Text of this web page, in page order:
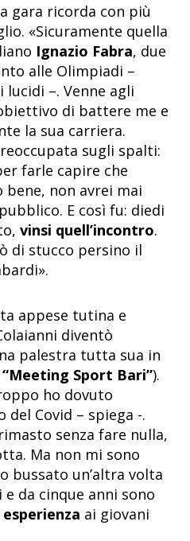
gara ricorda con più
«Sicuramente quella
Ignazio Fabra, due
alle Olimpiadi –
–. Venne agli
di battere me e
la sua carriera.
sugli spalti:
farle capire che
non avrei mai
E così fu: diedi
vinsi quell’incontro.
di stucco persino il
appese tutina e
diventò
palestra tutta sua in
“Meeting Sport Bari”).
ho dovuto
del Covid – spiega -.
senza fare nulla,
Ma non mi sono
bussato un’altra volta
da cinque anni sono
ai giovani